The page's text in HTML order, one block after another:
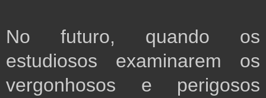
No futuro, quando os
estudiosos examinarem os
vergonhosos e perigosos